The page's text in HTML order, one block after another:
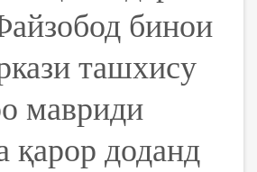
бинои
ташхису
мавриди
қарор доданд